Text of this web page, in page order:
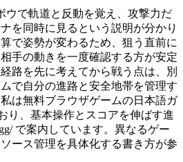
ウで軌道と反動を覚え、攻撃力だ
を同時に見るという説明が分かり
で姿勢が変わるため、狙う直前に
手の動きを一度確認する方が安定
路を先に考えてから戦う点は、別
で自分の進路と安全地帯を管理す
は無料ブラウザゲームの日本語ガ
り、基本操作とスコアを伸ばす進
で案内しています。異なるゲー
ース管理を具体化する書き方が参